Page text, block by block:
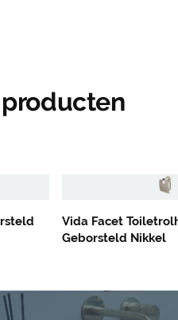
Vida Facet
Geborsteld Nikkel